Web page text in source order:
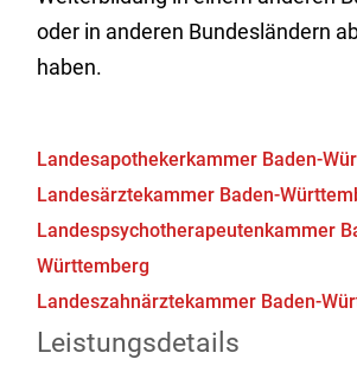
oder in anderen Bundesländern
haben.
Landesapothekerkammer Baden-
Landesärztekammer Baden-
Landespsychotherapeutenkammer
Württemberg
Landeszahnärztekammer Baden-
Leistungsdetails